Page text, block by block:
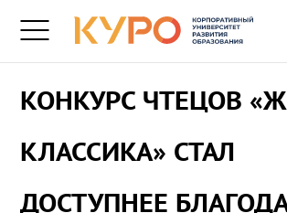
КОНКУРС ЧТЕЦОВ
КЛАССИКА» СТАЛ
ДОСТУПНЕЕ